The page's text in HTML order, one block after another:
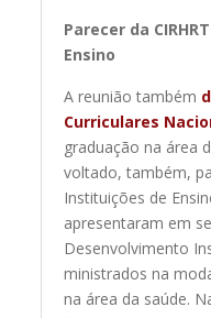
Parecer da
Ensino
A reunião também
Curriculares
graduação na área
voltado, também,
Instituições de
apresentaram em
Desenvolvimento
ministrados na
na área da saúde.